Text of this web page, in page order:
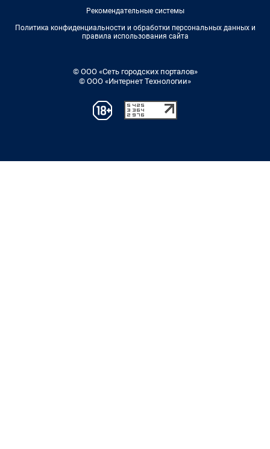
Рекомендательные системы
Политика конфиденциальности и обработки персональных данных и
правила использования сайта
© ООО «Сеть городских порталов»
© ООО «Интернет Технологии»